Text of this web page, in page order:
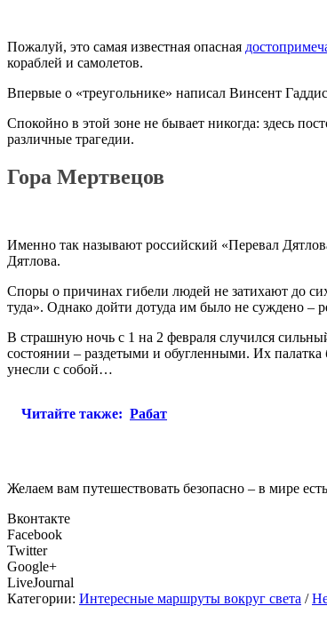
Пожалуй, это самая известная опасная
кораблей и самолетов.
Впервые о «треугольнике» написал Винсент
Спокойно в этой зоне не бывает никогда: здесь
различные трагедии.
Гора Мертвецов
Именно так называют российский «Перевал
Дятлова.
Споры о причинах гибели людей не затихают до
туда». Однако дойти дотуда им было не суждено –
В страшную ночь с 1 на 2 февраля случился
состоянии – раздетыми и обугленными. Их палатка
унесли с собой…
Читайте также: Рабат
Желаем вам путешествовать безопасно – в мире
Вконтакте
Facebook
Twitter
Google+
LiveJournal
Категории: Интересные маршруты вокруг света /